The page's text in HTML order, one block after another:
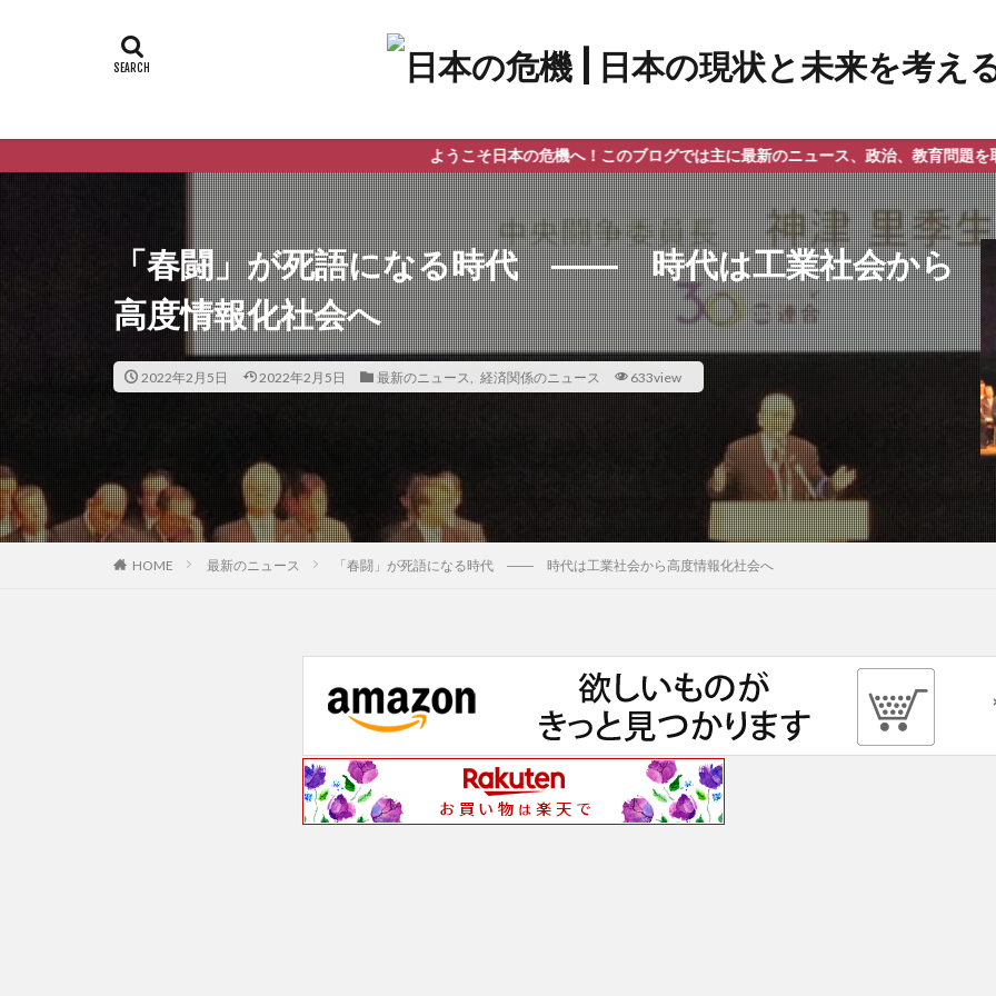
ようこそ日本の危機へ！このブログでは主に最新のニュース、政治、教育問題を取り上げておりま
「春闘」が死語になる時代 ―― 時代は工業社会から
高度情報化社会へ
2022年2月5日 2022年2月5日 最新のニュース 経済関係のニュース 633view
HOME 最新のニュース 「春闘」が死語になる時代 ―― 時代は工業社会から高度情報化社会へ